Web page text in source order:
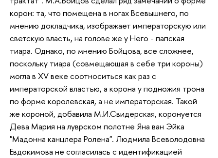
корон: та, что помещена в ногах Всевышнего, по
мнению докладчика, изображает императорскую или
светскую власть, на голове же у Него - папская
тиара. Однако, по мнению Бойцова, все сложнее,
поскольку тиара (совмещающая в себе три короны)
могла в XV веке соотноситься как раз с
императорской властью, а корона у подножия трона
по форме королевская, а не императорская. Такой
же короной, добавила М.И.Свидерская, коронуется
Дева Мария на луврском полотне Яна ван Эйка
"Мадонна канцлера Ролена". Людмила Всеволодовна
Евдокимова не согласилась с идентификацией